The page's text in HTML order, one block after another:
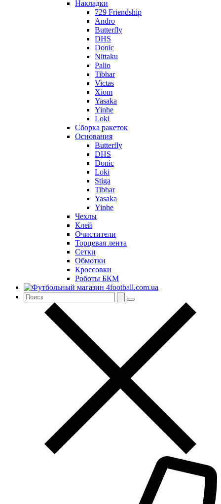
Накладки
729 Friendship
Andro
Butterfly
DHS
Donic
Nittaku
Palio
Tibhar
Victas
Xiom
Yasaka
Yinhe
Loki
Сборка ракеток
Основания
Butterfly
DHS
Donic
Loki
Stiga
Tibhar
Yasaka
Yinhe
Чехлы
Клей
Очистители
Торцевая лента
Сетки
Обмотки
Кроссовки
Роботы БКМ